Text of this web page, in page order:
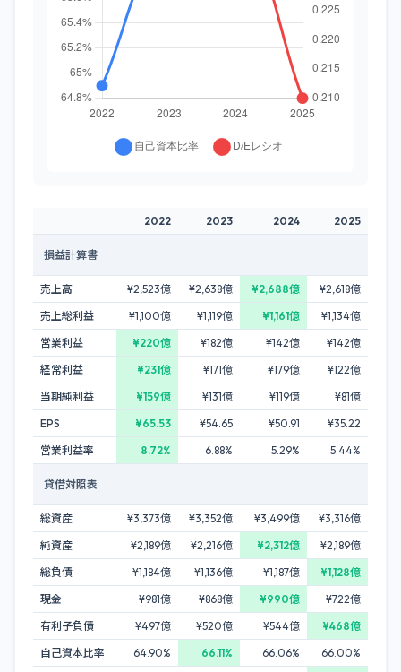
2022 2023 2024 2025
損益計算書
売上高 ¥2,523億 ¥2,638億 ¥2,688億
¥2,618億
売上総利益
¥1,100億 ¥1,119億 ¥1,161億
¥1,134億
営業利益
¥220億 ¥182億 ¥142億
¥142億
経常利益
¥231億 ¥171億 ¥179億
¥122億
当期純利益
¥159億 ¥131億 ¥119億
¥81億
EPS
¥65.53 ¥54.65 ¥50.91
¥35.22
営業利益率
8.72% 6.88% 5.29% 5.44%
貸借対照表
総資産 ¥3,373億 ¥3,352億 ¥3,499億
¥3,316億
純資産
¥2,189億 ¥2,216億 ¥2,312億
¥2,189億
総負債
¥1,184億 ¥1,136億 ¥1,187億
¥1,128億
現金
¥981億 ¥868億 ¥990億
¥722億
有利子負債
¥497億 ¥520億 ¥544億
¥468億
自己資本比率
64.90% 66.11% 66.06%
66.00%